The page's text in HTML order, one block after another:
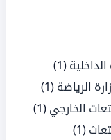
(1)
الرياضة (1)
الخارجي (1)
(1)